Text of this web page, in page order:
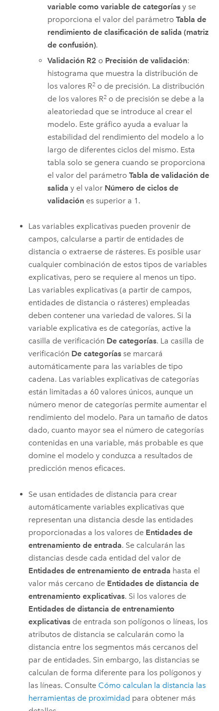
variable como variable de categorías y se
proporciona el valor del parámetroTabla de
rendimiento de clasificación de salida (matriz
de confusión).
Validación R2 o Precisión de validación:
histograma que muestra la distribución de
los valores R2 o de precisión. La distribución
de los valores R2 o de precisión se debe a la
aleatoriedad que se introduce al crear el
modelo. Este gráfico ayuda a evaluar la
estabilidad del rendimiento del modelo a lo
largo de diferentes ciclos del mismo. Esta
tabla solo se genera cuando se proporciona
el valor del parámetroTabla de validación de
salida y el valor Número de ciclos de
validación es superior a 1.
Las variables explicativas pueden provenir de
campos, calcularse a partir de entidades de
distancia o extraerse de rásteres. Es posible usar
cualquier combinación de estos tipos de variables
explicativas, pero se requiere al menos un tipo.
Las variables explicativas (a partir de campos,
entidades de distancia o rásteres) empleadas
deben contener una variedad de valores. Si la
variable explicativa es de categorías, active la
casilla de verificación De categorías. La casilla de
verificación De categorías se marcará
automáticamente para las variables de tipo
cadena. Las variables explicativas de categorías
están limitadas a 60 valores únicos, aunque un
número menor de categorías permite aumentar el
rendimiento del modelo. Para un tamaño de datos
dado, cuanto mayor sea el número de categorías
contenidas en una variable, más probable es que
domine el modelo y conduzca a resultados de
predicción menos eficaces.
Se usan entidades de distancia para crear
automáticamente variables explicativas que
representan una distancia desde las entidades
proporcionadas a los valores de Entidades de
entrenamiento de entrada. Se calcularán las
distancias desde cada entidad del valor de
Entidades de entrenamiento de entrada hasta el
valor más cercano de Entidades de distancia de
entrenamiento explicativas. Si los valores de
Entidades de distancia de entrenamiento
explicativas de entrada son polígonos o líneas, los
atributos de distancia se calcularán como la
distancia entre los segmentos más cercanos del
par de entidades. Sin embargo, las distancias se
calculan de forma diferente para los polígonos y
las líneas. Consulte Cómo calculan la distancia las
herramientas de proximidad para obtener más